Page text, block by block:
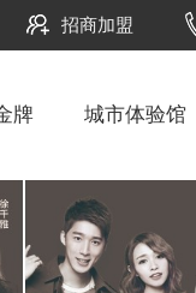
招商加盟
牌 城市体验馆